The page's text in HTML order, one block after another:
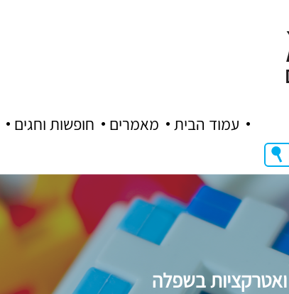
חופשות וחגים מאמרים עמוד הבית
בשפלה